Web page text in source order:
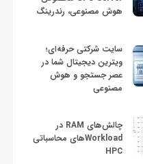
هوش مصنوعی، رندرینگ
سایت شرکتی حرفه‌ای؛
ویترین دیجیتال شما در
عصر جستجو و هوش
مصنوعی
چالش‌های RAM در
Workloadهای محاسباتی
HPC